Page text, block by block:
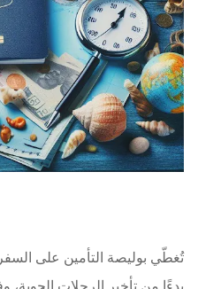
تُغطّي بوليصة التأمين على